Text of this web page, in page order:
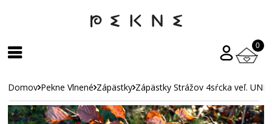
0
Domov Pekne Vlnené Zápästky Zápästky Strážov 4sŕcka veľ. UNI